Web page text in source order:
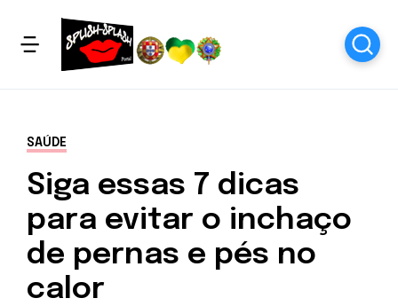
SAÚDE
Siga essas 7 dicas
para evitar o inchaço
de pernas e pés no
calor